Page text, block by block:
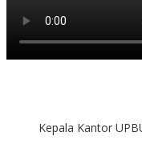
Kepala Kantor